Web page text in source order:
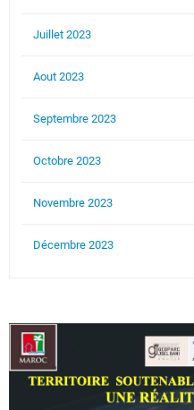
Juillet 2023
Aout 2023
Septembre 2023
Octobre 2023
Novembre 2023
Décembre 2023